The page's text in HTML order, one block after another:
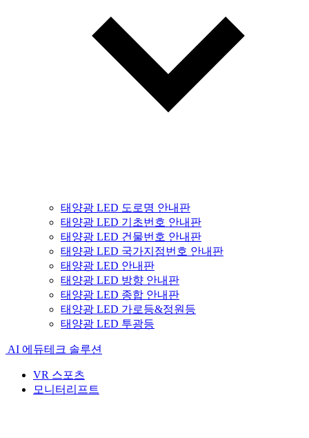
태양광 LED 도로명 안내판
태양광 LED 기초번호 안내판
태양광 LED 건물번호 안내판
태양광 LED 국가지점번호 안내판
태양광 LED 안내판
태양광 LED 방향 안내판
태양광 LED 종합 안내판
태양광 LED 가로등&정원등
태양광 LED 투광등
AI 에듀테크 솔루션
VR 스포츠
모니터리프트